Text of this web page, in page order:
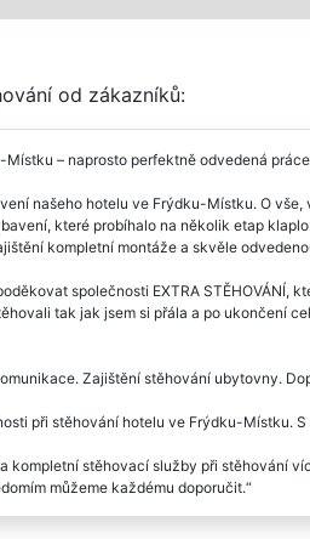
od zákazníků:
– naprosto perfektně odvedená
našeho hotelu ve Frýdku-Místku. O
které probíhalo na několik etap
kompletní montáže a skvěle
společnosti EXTRA STĚHOVÁNÍ,
tak jak jsem si přála a po ukončení
Zajištění stěhování ubytovny.
při stěhování hotelu ve Frýdku-Místku.
kompletní stěhovací služby při stěhování
můžeme každému doporučit.